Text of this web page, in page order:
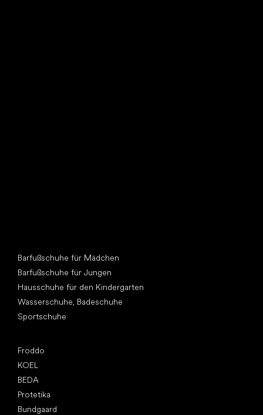
Barfußschuhe für Mädchen
Barfußschuhe für Jungen
Hausschuhe für den Kindergarten
Wasserschuhe, Badeschuhe
Sportschuhe
Froddo
KOEL
BEDA
Protetika
Bundgaard